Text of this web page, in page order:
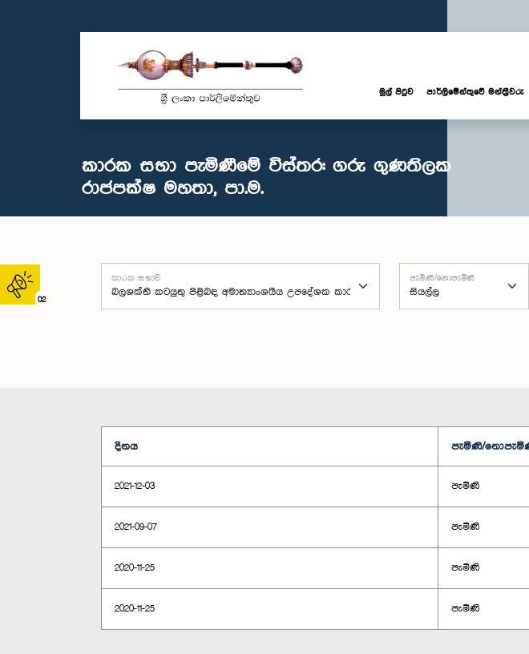
02
මුල් පිටුව පාර්ලි‌මේන්තුවේ මන්ත්‍රීවරු
කාරක සභා පැමිණීමේ විස්තර: ගරු ගුණතිලක
රාජපක්ෂ මහතා, පා.ම.
කාරක සභාව පැමිණි/නොපැමිණි
දිනය පැමිණි/
2021-12-03 පැමිණි
2021-09-07 පැමිණි
2020-11-25 පැමිණි
2020-11-25 පැමිණි